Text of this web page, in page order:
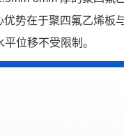
势在于聚四氟乙烯板
位移不受限制。